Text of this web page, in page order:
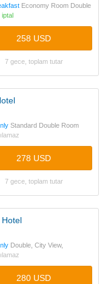
Economy Room Double
258 USD
7 gece, toplam tutar
Standard Double Room
278 USD
7 gece, toplam tutar
Double, City View,
280 USD